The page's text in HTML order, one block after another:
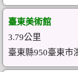
臺東美術館
3.79公里
臺東縣950臺東市